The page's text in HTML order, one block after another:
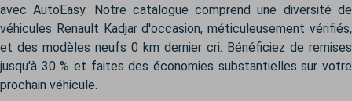
avec AutoEasy. Notre catalogue comprend une diversité de
véhicules Renault Kadjar d'occasion, méticuleusement vérifiés,
et des modèles neufs 0 km dernier cri. Bénéficiez de remises
jusqu'à 30 % et faites des économies substantielles sur votre
prochain véhicule.